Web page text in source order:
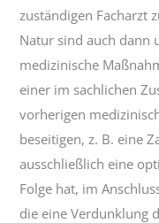
zuständigen Facharzt
Natur sind auch dann
medizinische
einer im sachlichen
vorherigen
beseitigen, z. B. eine
ausschließlich eine
Folge hat, im
die eine Verdunklung